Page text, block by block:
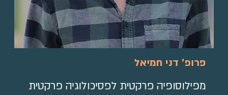
פרופ' דני חמיאל
מפילוסופיה פרקטית לפסיכולוגיה פרקטית